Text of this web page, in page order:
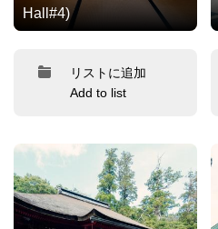
Hall#4)
リストに追加
Add to list